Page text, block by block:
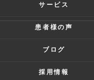
サービス
患者様の声
ブログ
採用情報